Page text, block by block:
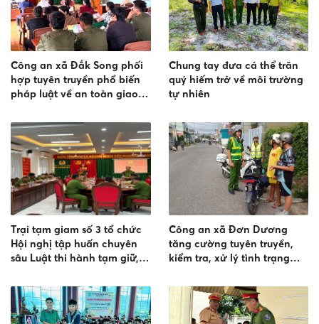
Công an xã Đắk Song phối
hợp tuyên truyền phổ biến
pháp luật về an toàn giao
của Chính phủ
Chung tay đưa cá thể trăn
quý hiếm trở về môi trường
tự nhiên
Trại tạm giam số 3 tổ chức
Hội nghị tập huấn chuyên
sâu Luật thi hành tạm giữ,
nơi cư trú
Công an xã Đơn Dương
tăng cường tuyên truyền,
kiểm tra, xử lý tình trạng